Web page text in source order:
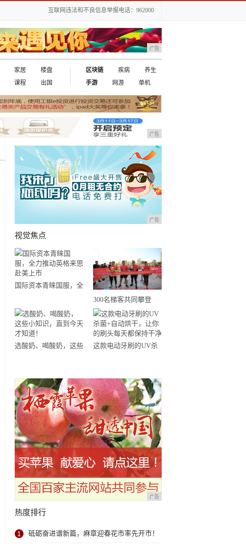
互联网违法和不良信息举报电话：962000
广告
家居
楼盘
课程 出国
区块链 疾病
养生
手游
网游 单机
广告
广告
视觉焦点
国际资本青睐国服，全
市
300名梯客共同攀登
2019国际垂直马拉松超
级精英赛顺德海骏达中
心站欢乐开跑
选酸奶、喝酸奶，这些
这款电动牙刷的UV杀
广告
热度排行
1 砥砺奋进谱新篇，麻章迎春花市率先开市！